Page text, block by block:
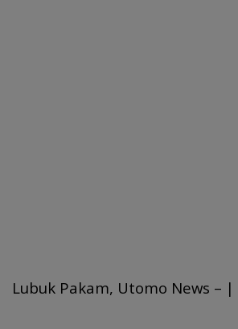
Lubuk Pakam, Utomo News – |